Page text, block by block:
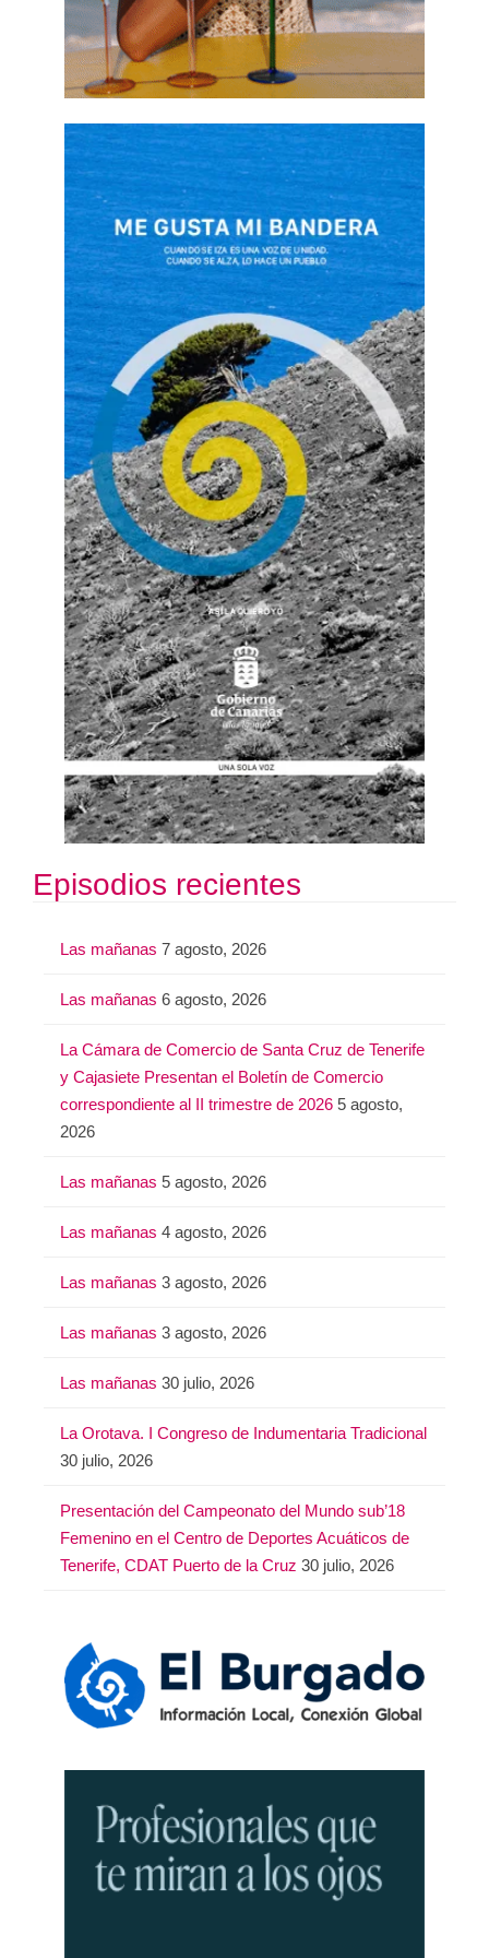
Episodios recientes
Las mañanas 7 agosto, 2026
Las mañanas 6 agosto, 2026
La Cámara de Comercio de Santa Cruz de Tenerife
y Cajasiete Presentan el Boletín de Comercio
correspondiente al II trimestre de 2026 5 agosto,
2026
Las mañanas 5 agosto, 2026
Las mañanas 4 agosto, 2026
Las mañanas 3 agosto, 2026
Las mañanas 3 agosto, 2026
Las mañanas 30 julio, 2026
La Orotava. I Congreso de Indumentaria Tradicional
30 julio, 2026
Presentación del Campeonato del Mundo sub’18
Femenino en el Centro de Deportes Acuáticos de
Tenerife, CDAT Puerto de la Cruz 30 julio, 2026